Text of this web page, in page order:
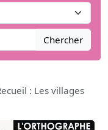
Chercher
: Les villages